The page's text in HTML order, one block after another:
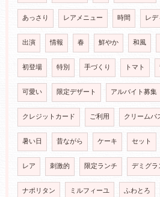
あっさり レアメニュー 時間 レ
出演 情報 春 鮮やか 和風
初登場 特別 手づくり トマト
可愛い 限定デザート アルバイト募集
クレジットカード ご利用 クリームパ
暑い日 昔ながら ケーキ セット
レア 刺激的 限定ランチ デミグラ
ナポリタン ミルフィーユ ふわとろ